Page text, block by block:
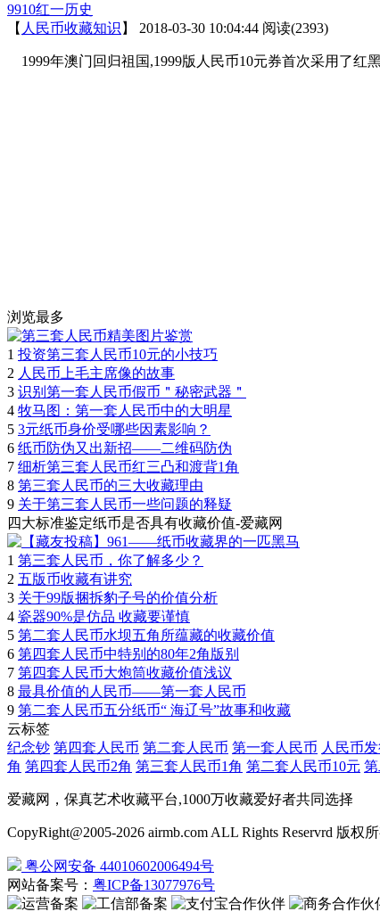
9910红一历史
【 人民币收藏知识 】 2018-03-30 10:04:44 阅读(2393)
1999年澳门回归祖国,1999版人民币10元券首次采用了红
浏览最多
1 投资第三套人民币10元的小技巧
2 人民币上毛主席像的故事
3 识别第一套人民币假币＂秘密武器＂
4 牧马图：第一套人民币中的大明星
5 3元纸币身价受哪些因素影响？
6 纸币防伪又出新招——二维码防伪
7 细析第三套人民币红三凸和渡背1角
8 第三套人民币的三大收藏理由
9 关于第三套人民币一些问题的释疑
四大标准鉴定纸币是否具有收藏价值-爱藏网
1 第三套人民币，你了解多少？
2 五版币收藏有讲究
3 关于99版捆拆豹子号的价值分析
4 瓷器90%是仿品 收藏要谨慎
5 第二套人民币水坝五角所蕴藏的收藏价值
6 第四套人民币中特别的80年2角版别
7 第四套人民币大炮筒收藏价值浅议
8 最具价值的人民币——第一套人民币
9 第二套人民币五分纸币“ 海辽号”故事和收藏
云标签
纪念钞 第四套人民币 第二套人民币 第一套人民币 人民币
角 第四套人民币2角 第三套人民币1角 第二套人民币10元
爱藏网，保真艺术收藏平台,1000万收藏爱好者共同选择
CopyRight@2005-2026 airmb.com ALL Rights Reservrd 版
粤公网安备 44010602006494号
网站备案号： 粤ICP备13077976号